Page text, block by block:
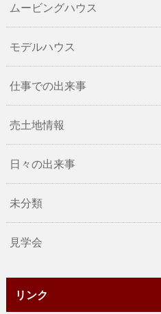
ムービングハウス
モデルハウス
仕事での出来事
売土地情報
日々の出来事
未分類
見学会
リンク